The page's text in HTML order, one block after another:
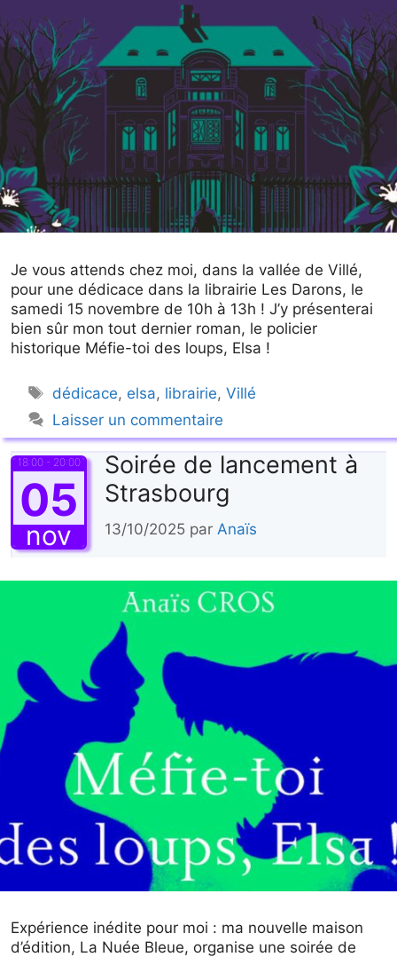
Je vous attends chez moi, dans la vallée de Villé,
pour une dédicace dans la librairie Les Darons, le
samedi 15 novembre de 10h à 13h ! J’y présenterai
bien sûr mon tout dernier roman, le policier
historique Méfie-toi des loups, Elsa !
Étiquettes
dédicace, elsa, librairie,Villé
Laisser un commentaire
18:00 - 20:00
05
nov
Soirée de lancement à
Strasbourg
13/10/2025 par Anaïs
Expérience inédite pour moi : ma nouvelle maison
d’édition, La Nuée Bleue, organise une soirée de